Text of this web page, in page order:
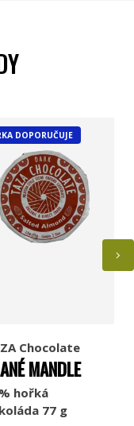
DOPORUČUJE
Chocolate
MANDLE
hořká
77 g